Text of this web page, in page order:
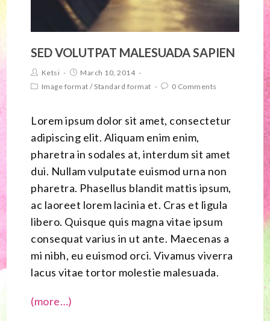
SED VOLUTPAT MALESUADA SAPIEN
Ketsi
March 10, 2014
Image format /Standard format 0 Comments
Lorem ipsum dolor sit amet, consectetur
adipiscing elit. Aliquam enim enim,
pharetra in sodales at, interdum sit amet
dui. Nullam vulputate euismod urna non
pharetra. Phasellus blandit mattis ipsum,
ac laoreet lorem lacinia et. Cras et ligula
libero. Quisque quis magna vitae ipsum
consequat varius in ut ante. Maecenas a
mi nibh, eu euismod orci. Vivamus viverra
lacus vitae tortor molestie malesuada.
(more…)